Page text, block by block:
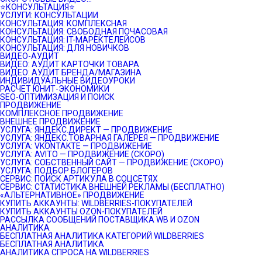
⭐️КОНСУЛЬТАЦИЯ⭐️
УСЛУГИ: КОНСУЛЬТАЦИИ
КОНСУЛЬТАЦИЯ: КОМПЛЕКСНАЯ
КОНСУЛЬТАЦИЯ: СВОБОДНАЯ ПОЧАСОВАЯ
КОНСУЛЬТАЦИЯ: IT-МАРЕКТЕЛЕЙСОВ
КОНСУЛЬТАЦИЯ: ДЛЯ НОВИЧКОВ
ВИДЕО-АУДИТ
ВИДЕО: АУДИТ КАРТОЧКИ ТОВАРА
ВИДЕО: АУДИТ БРЕНДА/МАГАЗИНА
ИНДИВИДУАЛЬНЫЕ ВИДЕОУРОКИ
РАСЧЕТ ЮНИТ-ЭКОНОМИКИ
SEO-ОПТИМИЗАЦИЯ И ПОИСК
ПРОДВИЖЕНИЕ
КОМПЛЕКСНОЕ ПРОДВИЖЕНИЕ
ВНЕШНЕЕ ПРОДВИЖЕНИЕ
УСЛУГА: ЯНДЕКС.ДИРЕКТ — ПРОДВИЖЕНИЕ
УСЛУГА: ЯНДЕКС.ТОВАРНАЯ ГАЛЕРЕЯ — ПРОДВИЖЕНИЕ
УСЛУГА: VKONTAKTE — ПРОДВИЖЕНИЕ
УСЛУГА: AVITO — ПРОДВИЖЕНИЕ (СКОРО)
УСЛУГА: СОБСТВЕННЫЙ САЙТ — ПРОДВИЖЕНИЕ (СКОРО)
УСЛУГА: ПОДБОР БЛОГЕРОВ
СЕРВИС: ПОИСК АРТИКУЛА В СОЦСЕТЯХ
СЕРВИС: СТАТИСТИКА ВНЕШНЕЙ РЕКЛАМЫ (БЕСПЛАТНО)
«АЛЬТЕРНАТИВНОЕ» ПРОДВИЖЕНИЕ
КУПИТЬ АККАУНТЫ: WILDBERRIES-ПОКУПАТЕЛЕЙ
КУПИТЬ АККАУНТЫ OZON-ПОКУПАТЕЛЕЙ
РАССЫЛКА СООБЩЕНИЙ ПОСТАВЩИКА WB И OZON
АНАЛИТИКА
БЕСПЛАТНАЯ АНАЛИТИКА КАТЕГОРИЙ WILDBERRIES
БЕСПЛАТНАЯ АНАЛИТИКА
АНАЛИТИКА СПРОСА НА WILDBERRIES